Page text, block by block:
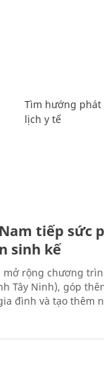
Tìm hướng
lịch y tế
tiếp sức
sinh kế
mở rộng chương
Tây Ninh), góp
đình và tạo thêm